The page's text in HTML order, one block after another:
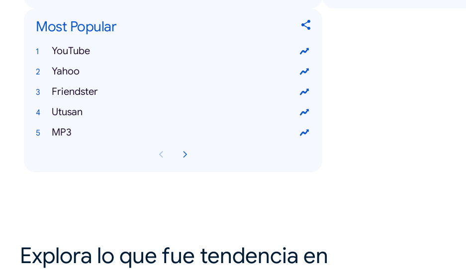
Most Popular
YouTube
Yahoo
Friendster
Utusan
MP3
Explora lo que fue tendencia en